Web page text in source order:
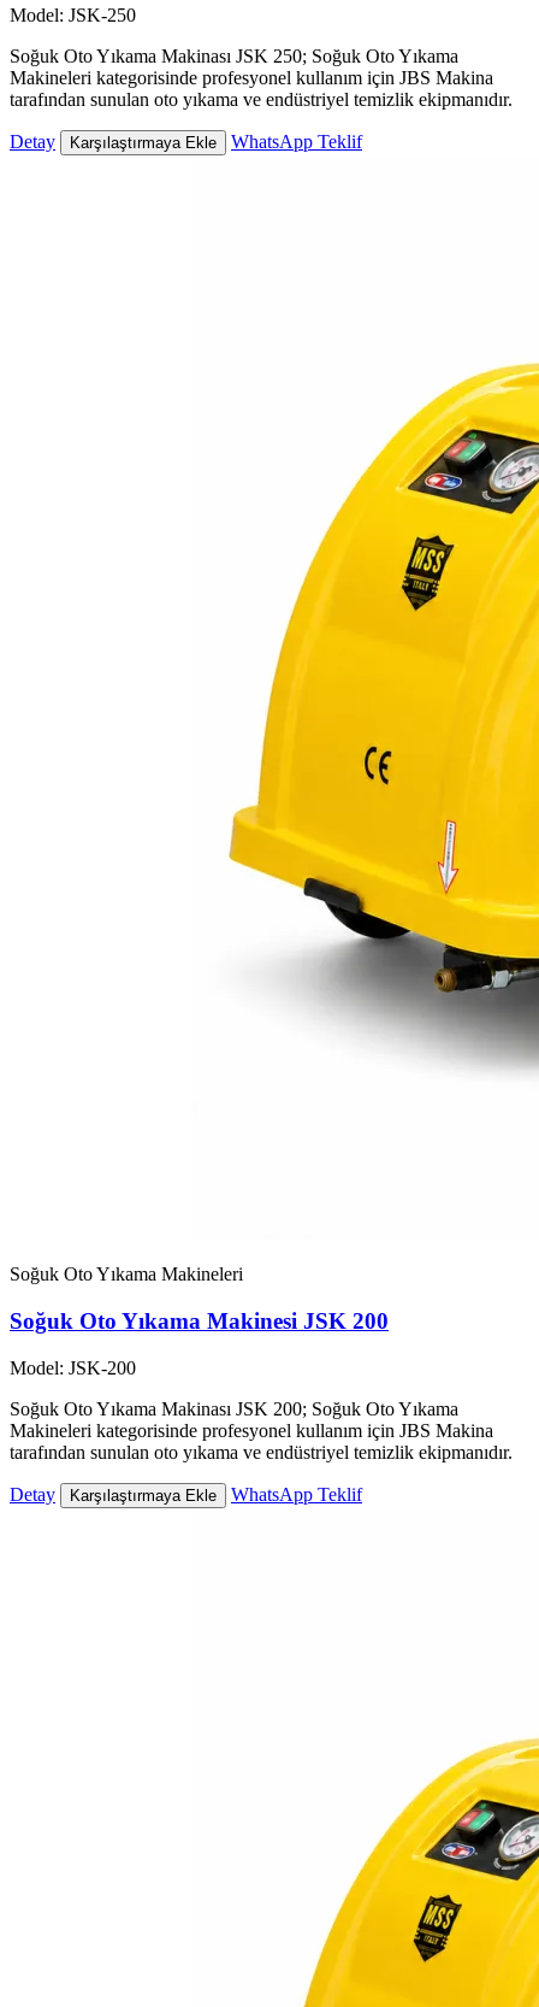
Model: JSK-250
Soğuk Oto Yıkama Makinası JSK 250; Soğuk Oto Yıkama
Makineleri kategorisinde profesyonel kullanım için JBS Makina
tarafından sunulan oto yıkama ve endüstriyel temizlik ekipmanıdır.
Detay Karşılaştırmaya Ekle WhatsApp Teklif
Soğuk Oto Yıkama Makineleri
Soğuk Oto Yıkama Makinesi JSK 200
Model: JSK-200
Soğuk Oto Yıkama Makinası JSK 200; Soğuk Oto Yıkama
Makineleri kategorisinde profesyonel kullanım için JBS Makina
tarafından sunulan oto yıkama ve endüstriyel temizlik ekipmanıdır.
Detay Karşılaştırmaya Ekle WhatsApp Teklif